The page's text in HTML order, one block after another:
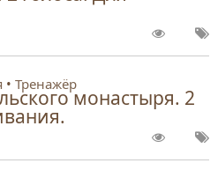
Тренажёр
монастыря. 2